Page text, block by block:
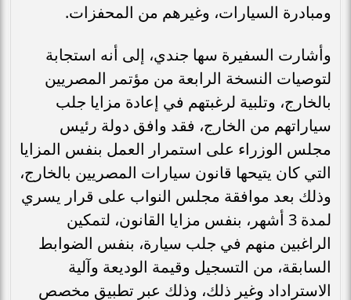
ومبادرة السيارات، وغيرهم من المحفزات.
وأشارت السفيرة سها جندي، إلى أنه استجابة
لتوصيات النسخة الرابعة من مؤتمر المصريين
بالخارج، وتلبية لرغبتهم في إعادة مزايا جلب
سياراتهم من الخارج، فقد وافق دولة رئيس
مجلس الوزراء على استمرار العمل بنفس المزايا
التي كان يتيحها قانون سيارات المصريين بالخارج،
وذلك بعد موافقة مجلس النواب على قرار يسري
لمدة 3 أشهر، بنفس مزايا القانون، لتمكين
الراغبين منهم في جلب سيارة، بنفس الضوابط
السابقة، من التسجيل وقيمة الوديعة وآلية
الاستراداد وغير ذلك، وذلك عبر تطبيق مخصص